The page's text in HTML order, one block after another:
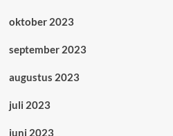
oktober 2023
september 2023
augustus 2023
juli 2023
juni 2023